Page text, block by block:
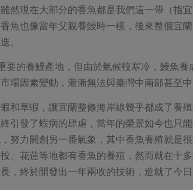
然現在大部分的香魚都是我們這一帶（指
魚也像當年父親養鰻時一樣，後來整個宜
。
要的養鰻產地，但由於氣候較寒冷，鰻魚
場因素變動，漸漸無法與臺灣中南部甚至
和草蝦，讓宜蘭整條海岸線幾乎都成了養
引發了蝦病的肆虐，當年的榮景如今也只
努力開創另一番氣象，其中香魚養殖就是
、花蓮等地都有香魚的養殖，然而就在十
，終於開發出一年兩收的技術，造就了今